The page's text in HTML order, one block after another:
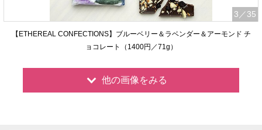
3 ／35
【ETHEREAL CONFECTIONS】ブルーベリー＆ラベンダー＆アーモンド チ
ョコレート（1400円／71g）
他の画像をみる